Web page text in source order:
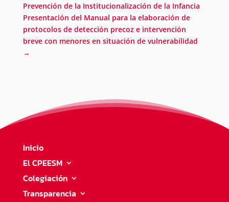
Prevención de la Institucionalización de la Infancia
Presentación del Manual para la elaboración de
protocolos de detección precoz e intervención
breve con menores en situación de vulnerabilidad
→
Inicio
El CPEESM
Colegiación
Transparencia